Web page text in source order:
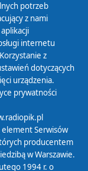
potrzeb
z nami
internetu
z
dotyczących
urządzenia.
prywatności
element Serwisów
producentem
w Warszawie.
1994 r. o